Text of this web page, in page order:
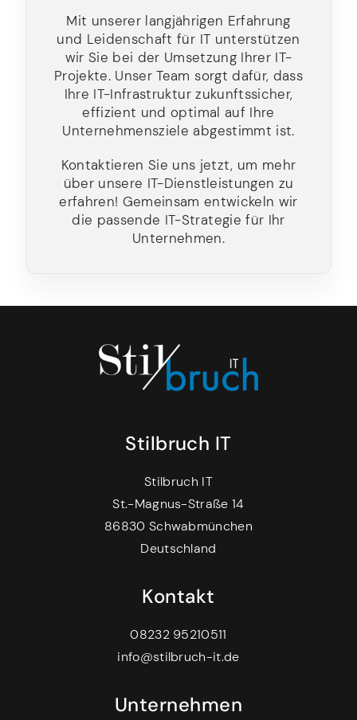
Mit unserer langjährigen Erfahrung
und Leidenschaft für IT unterstützen
wir Sie bei der Umsetzung Ihrer IT-
Projekte. Unser Team sorgt dafür, dass
Ihre IT-Infrastruktur zukunftssicher,
effizient und optimal auf Ihre
Unternehmensziele abgestimmt ist.
Kontaktieren Sie uns jetzt, um mehr
über unsere IT-Dienstleistungen zu
erfahren! Gemeinsam entwickeln wir
die passende IT-Strategie für Ihr
Unternehmen.
Stilbruch IT
Stilbruch IT
St.-Magnus-Straße 14
86830 Schwabmünchen
Deutschland
Kontakt
08232 95210511
info@stilbruch-it.de
Unternehmen